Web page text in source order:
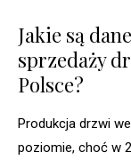
Jakie są
sprzedaży
Polsce?
Produkcja drzwi
poziomie, choć w